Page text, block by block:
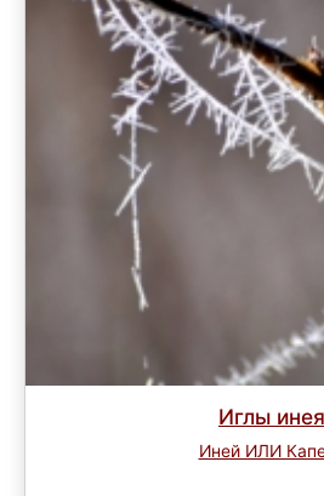
Иглы инея
Иней ИЛИ